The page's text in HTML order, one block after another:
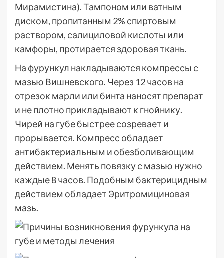
Мирамистина). Тампоном или ватным
диском, пропитанным 2% спиртовым
раствором, салициловой кислоты или
камфоры, протирается здоровая ткань.
На фурункул накладываются компрессы с
мазью Вишневского. Через 12 часов на
отрезок марли или бинта наносят препарат
и не плотно прикладывают к гнойнику.
Чирей на губе быстрее созревает и
прорывается. Компресс обладает
антибактериальным и обезболивающим
действием. Менять повязку с мазью нужно
каждые 8 часов. Подобным бактерицидным
действием обладает Эритромициновая
мазь.